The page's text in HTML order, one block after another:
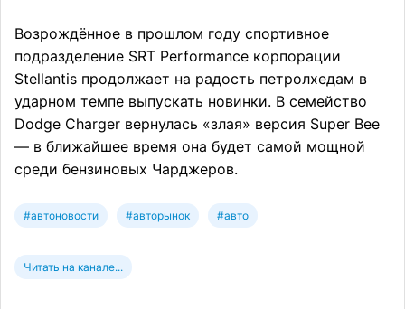
Возрождённое в прошлом году спортивное
подразделение SRT Performance корпорации
Stellantis продолжает на радость петролхедам в
ударном темпе выпускать новинки. В семейство
Dodge Charger вернулась «злая» версия Super Bee
— в ближайшее время она будет самой мощной
среди бензиновых Чарджеров.
#автоновости #авторынок #авто
Читать на канале...